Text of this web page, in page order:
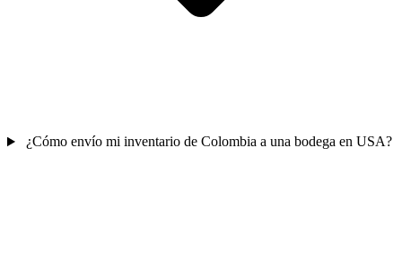
¿Cómo envío mi inventario de Colombia a una bodega en USA?